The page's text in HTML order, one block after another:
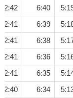
6:40
12:42
6:39
12:41
6:38
12:41
6:36
12:41
6:35
12:41
6:34
12:40